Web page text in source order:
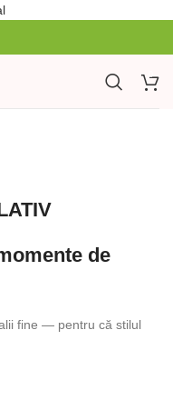
de
fine — pentru că stilul